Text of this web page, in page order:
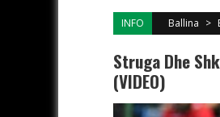
INFO Ballina >
Struga Dhe
(VIDEO)